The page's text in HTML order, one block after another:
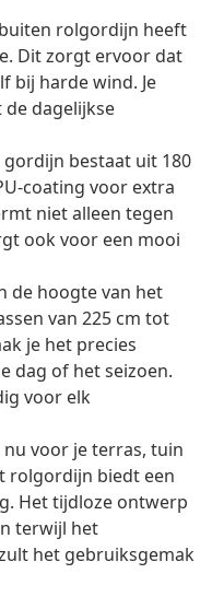
rolgordijn heeft
Dit zorgt ervoor dat
bij harde wind. Je
dagelijkse
gordijn bestaat uit 180
coating voor extra
niet alleen tegen
ook voor een mooi
de hoogte van het
van 225 cm tot
je het precies
dag of het seizoen.
voor elk
nu voor je terras, tuin
rolgordijn biedt een
Het tijdloze ontwerp
terwijl het
het gebruiksgemak